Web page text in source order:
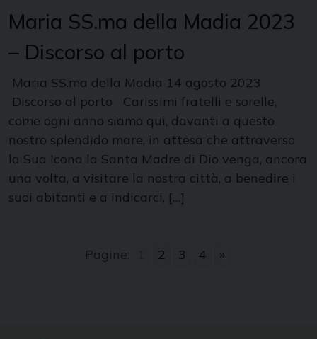
Maria SS.ma della Madia 2023
– Discorso al porto
Maria SS.ma della Madia 14 agosto 2023
Discorso al porto Carissimi fratelli e sorelle,
come ogni anno siamo qui, davanti a questo
nostro splendido mare, in attesa che attraverso
la Sua Icona la Santa Madre di Dio venga, ancora
una volta, a visitare la nostra città, a benedire i
suoi abitanti e a indicarci, […]
Pagine: 2 3 4 »